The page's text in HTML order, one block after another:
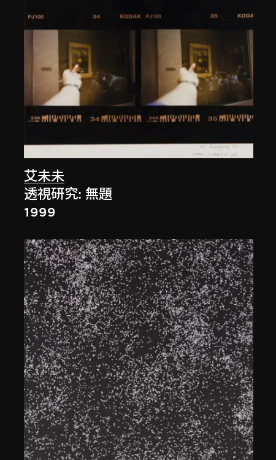
艾未未
透視研究: 無題
1999